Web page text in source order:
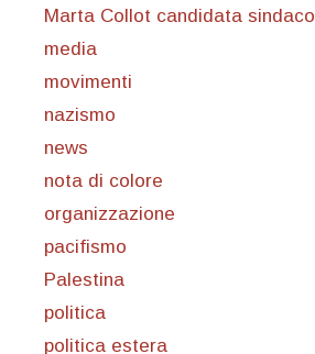
Marta Collot candidata sindaco
media
movimenti
nazismo
news
nota di colore
organizzazione
pacifismo
Palestina
politica
politica estera